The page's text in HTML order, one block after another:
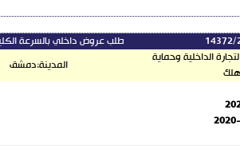
طلب عروض داخلي بالسرعة
الداخلية وحماية
المدينة:دمشق